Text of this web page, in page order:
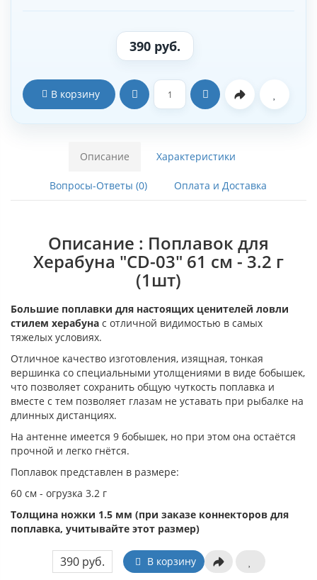
390 руб.
В корзину
Описание Характеристики
Вопросы-Ответы (0) Оплата и Доставка
Описание : Поплавок для
Херабуна "CD-03" 61 см - 3.2 г
(1шт)
Большие поплавки для настоящих ценителей ловли
стилем херабуна с отличной видимостью в самых
тяжелых условиях.
Отличное качество изготовления, изящная, тонкая
вершинка со специальными утолщениями в виде бобышек,
что позволяет сохранить общую чуткость поплавка и
вместе с тем позволяет глазам не уставать при рыбалке на
длинных дистанциях.
На антенне имеется 9 бобышек, но при этом она остаётся
прочной и легко гнётся.
Поплавок представлен в размере:
60 см - огрузка 3.2 г
Толщина ножки 1.5 мм (при заказе коннекторов для
поплавка, учитывайте этот размер)
390 руб. В корзину